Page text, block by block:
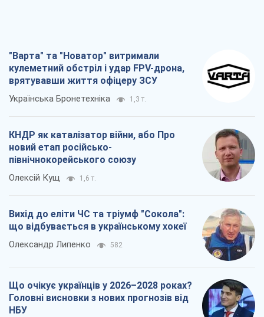
"Варта" та "Новатор" витримали
кулеметний обстріл і удар FPV-дрона,
врятувавши життя офіцеру ЗСУ
Українська Бронетехніка 1,3 т.
КНДР як каталізатор війни, або Про
новий етап російсько-
північнокорейського союзу
Олексій Кущ 1,6 т.
Вихід до еліти ЧС та тріумф "Сокола":
що відбувається в українському хокеї
Олександр Липенко 582
Що очікує українців у 2026–2028 роках?
Головні висновки з нових прогнозів від
НБУ